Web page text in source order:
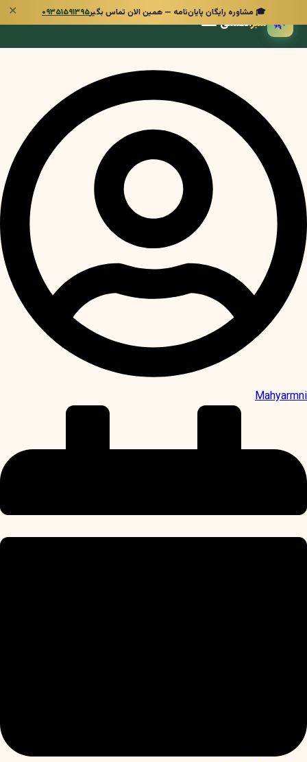
🎓 مشاوره رایگان پایان‌نامه — همین الان تماس بگیر۰۹۳۵۱۵۹۱۳۹۵ ✕
🌿 سبزانگشتی
Mahyarmni